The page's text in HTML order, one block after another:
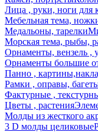
Лица , руки, ноги для
Мебельная тема,
Медальоны, тарелки
Морская тема, рыбы,
Орнаменты, вензель ,
Орнаменты большие
Панно ,
Рамки , оправы,
Фактурные ,
Цветы , растения
Молды из жесткого
3 D молды целиковые